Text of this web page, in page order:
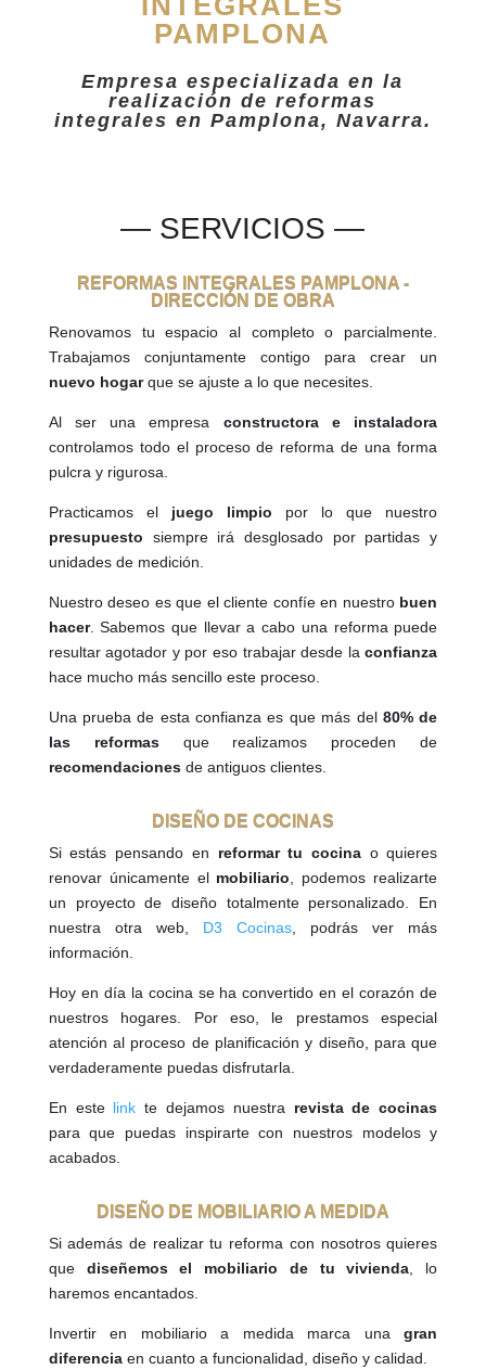
PAMPLONA
Empresa especializada en la
realización de reformas
integrales en Pamplona, Navarra.
— SERVICIOS —
REFORMAS INTEGRALES PAMPLONA -
DIRECCIÓN DE OBRA
Renovamos tu espacio al completo o parcialmente.
Trabajamos conjuntamente contigo para crear un
nuevo hogarque se ajuste a lo que necesites.
Al ser una empresa constructora e instaladora
controlamos todo el proceso de reforma de una forma
pulcra y rigurosa.
Practicamos eljuego limpio por lo que nuestro
presupuesto siempre irá desglosado por partidas y
unidades de medición.
Nuestro deseo es que el cliente confíe en nuestro buen
hacer. Sabemos que llevar a cabo una reforma puede
resultar agotador y por eso trabajar desde la confianza
hace mucho más sencillo este proceso.
Una prueba de esta confianza es que más del 80% de
las reformasque realizamos proceden de
recomendacionesde antiguos clientes.
DISEÑO DE COCINAS
Si estás pensando en reformar tu cocinao quieres
renovar únicamente el mobiliario , podemos realizarte
un proyecto de diseño totalmente personalizado. En
nuestra otra web, D3 Cocinas , podrás ver más
información.
Hoy en día la cocina se ha convertido en el corazón de
nuestros hogares. Por eso, le prestamos especial
atención al proceso de planificación y diseño, para que
verdaderamente puedas disfrutarla.
En estelink te dejamos nuestra revista de cocinas
para que puedas inspirarte con nuestros modelos y
acabados.
DISEÑO DE MOBILIARIO A MEDIDA
Si además de realizar tu reforma con nosotros quieres
que diseñemos el mobiliario de tu vivienda , lo
haremos encantados.
Invertir en mobiliario a medida marca una gran
diferenciaen cuanto a funcionalidad, diseño y calidad.